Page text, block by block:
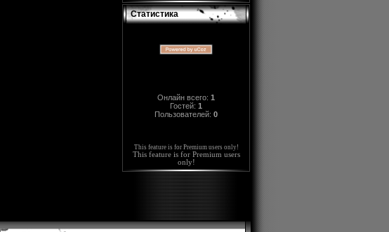
Статистика
Онлайн всего: 1
Гостей: 1
Пользователей: 0
This feature is for Premium users only!
This feature is for Premium users
only!